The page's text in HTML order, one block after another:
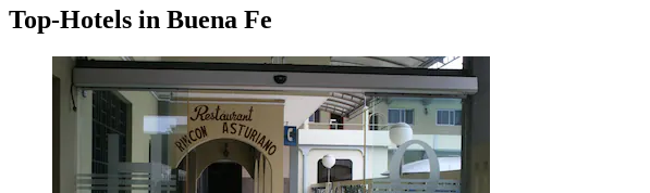
Top-Hotels in Buena Fe